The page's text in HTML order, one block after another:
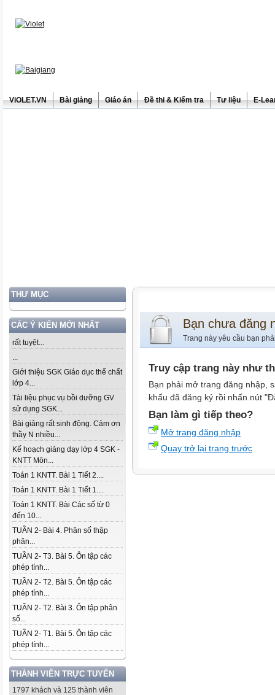
ViOLET.VN Bài giảng Giáo án Đề thi & Kiểm tra Tư liệu E-
THƯ MỤC
CÁC Ý KIẾN MỚI NHẤT
rất tuyệt...
...
Giới thiệu SGK Giáo dục thể chất
lớp 4...
Tài liệu phục vụ bồi dưỡng GV
sử dụng SGK...
Bài giảng rất sinh động. Cảm ơn
thầy N nhiều...
Kế hoạch giảng dạy lớp 4 SGK -
KNTT Môn...
Toán 1 KNTT. Bài 1 Tiết 2....
Toán 1 KNTT. Bài 1 Tiết 1....
Toán 1 KNTT. Bài Các số từ 0
đến 10...
TUẦN 2- Bài 4. Phân số thập
phân...
TUẦN 2- T3. Bài 5. Ôn tập các
phép tính...
TUẦN 2- T2. Bài 5. Ôn tập các
phép tính...
TUẦN 2- T2. Bài 3. Ôn tập phân
số...
TUẦN 2- T1. Bài 5. Ôn tập các
phép tính...
THÀNH VIÊN TRỰC TUYẾN
1797 khách và 125 thành viên
Bạn chưa đăng
Trang này yêu cầu bạn
Truy cập trang này như
Bạn phải mở trang đăng nhập,
khẩu đã đăng ký rồi nhấn nút
Bạn làm gì tiếp theo?
Mở trang đăng nhập
Quay trở lại trang trước